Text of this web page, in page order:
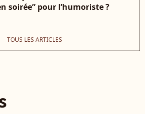
soirée” pour l’humoriste ?
TOUS LES ARTICLES